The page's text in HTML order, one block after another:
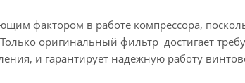
фактором в работе компрессора,
оригинальный фильтр достигает
и гарантирует надежную работу